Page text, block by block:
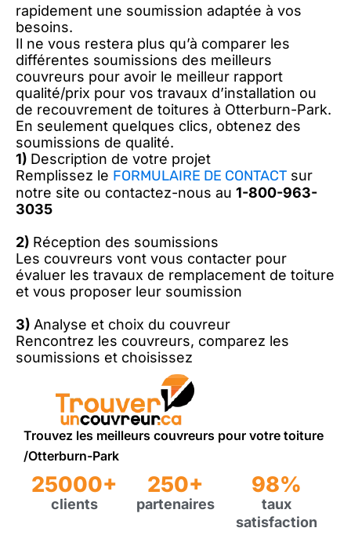
rapidement une soumission adaptée à vos
besoins.
Il ne vous restera plus qu’à comparer les
différentes soumissions des meilleurs
couvreurs pour avoir le meilleur rapport
qualité/prix pour vos travaux d’installation ou
de recouvrement de toitures à Otterburn-Park.
En seulement quelques clics, obtenez des
soumissions de qualité.
1) Description de votre projet
Remplissez le FORMULAIRE DE CONTACT sur
notre site ou contactez-nous au 1-800-963-
3035
2) Réception des soumissions
Les couvreurs vont vous contacter pour
évaluer les travaux de remplacement de toiture
et vous proposer leur soumission
3) Analyse et choix du couvreur
Rencontrez les couvreurs, comparez les
soumissions et choisissez
Trouvez les meilleurs couvreurs pour votre toiture
/Otterburn-Park
25000+
clients
250+
partenaires
98%
taux
satisfaction